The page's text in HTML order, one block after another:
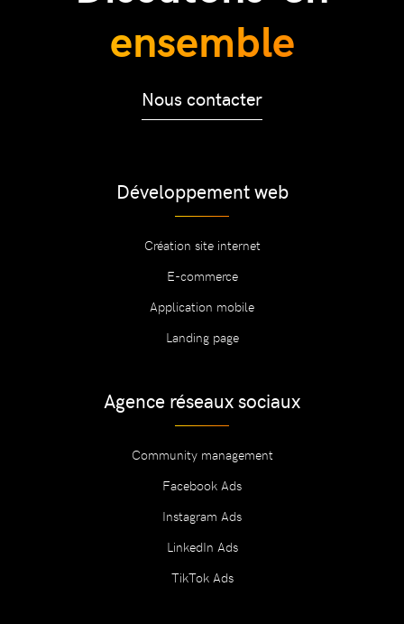
ensemble
Nous contacter
Développement web
Création site internet
E-commerce
Application mobile
Landing page
Agence réseaux sociaux
Community management
Facebook Ads
Instagram Ads
LinkedIn Ads
TikTok Ads